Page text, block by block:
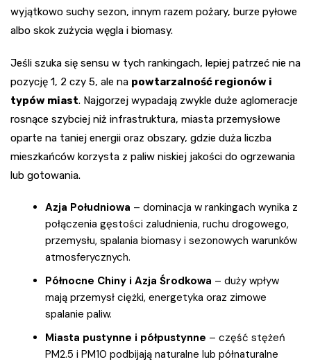
wyjątkowo suchy sezon, innym razem pożary, burze pyłowe
albo skok zużycia węgla i biomasy.
Jeśli szuka się sensu w tych rankingach, lepiej patrzeć nie na
pozycję 1, 2 czy 5, ale na powtarzalność regionów i
typów miast. Najgorzej wypadają zwykle duże aglomeracje
rosnące szybciej niż infrastruktura, miasta przemysłowe
oparte na taniej energii oraz obszary, gdzie duża liczba
mieszkańców korzysta z paliw niskiej jakości do ogrzewania
lub gotowania.
Azja Południowa – dominacja w rankingach wynika z
połączenia gęstości zaludnienia, ruchu drogowego,
przemysłu, spalania biomasy i sezonowych warunków
atmosferycznych.
Północne Chiny i Azja Środkowa – duży wpływ
mają przemysł ciężki, energetyka oraz zimowe
spalanie paliw.
Miasta pustynne i półpustynne – część stężeń
PM2.5 i PM10 podbijają naturalne lub półnaturalne